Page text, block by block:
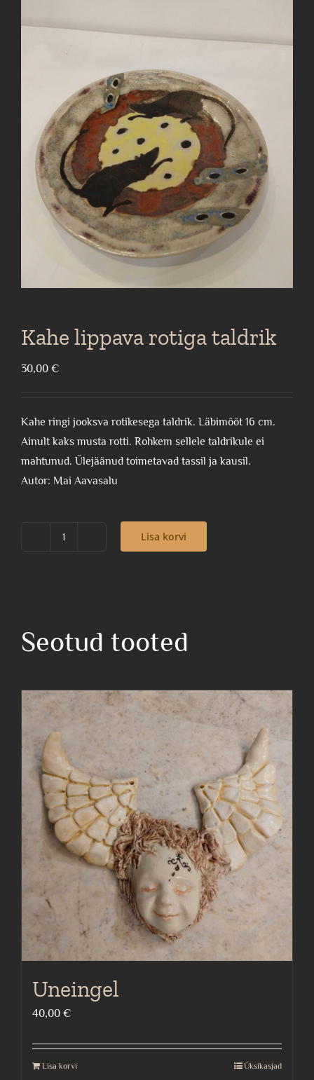
Kahe lippava rotiga taldrik
30,00 €
Kahe ringi jooksva rotikesega taldrik. Läbimõõt 16 cm.
Ainult kaks musta rotti. Rohkem sellele taldrikule ei
mahtunud. Ülejäänud toimetavad tassil ja kausil.
Autor: Mai Aavasalu
Lisa korvi
Seotud tooted
Uneingel
40,00 €
Lisa korvi Üksikasjad